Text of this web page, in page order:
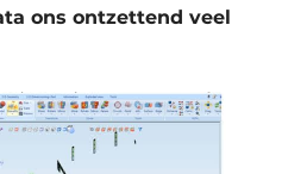
ons ontzettend veel